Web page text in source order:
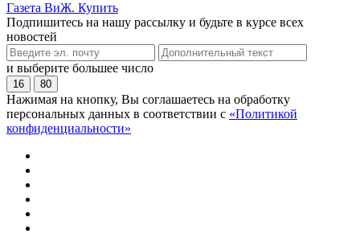
Газета ВиЖ. Купить
Подпишитесь на нашу рассылку и будьте в курсе всех
новостей
и выберите большее число
16 80
Нажимая на кнопку, Вы соглашаетесь на обработку
персональных данных в соответствии с «Политикой
конфиденциальности»